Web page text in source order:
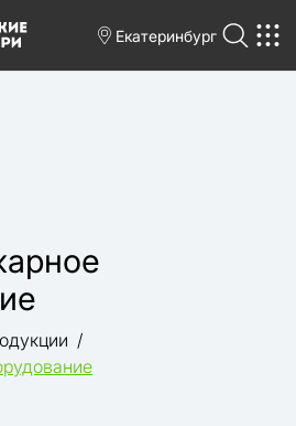
Екатеринбург